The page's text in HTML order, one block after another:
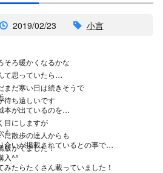
2019/02/23 小言
そろ暖かくなるかな
て思っていたら
まだ寒い日は続きそうで
待ち遠しいです
本が出ているのを
目にしますが
に散歩の達人からも
版がでました！
も
合いが掲載されているとの事で
入^^
みたらたくさん載っていました！